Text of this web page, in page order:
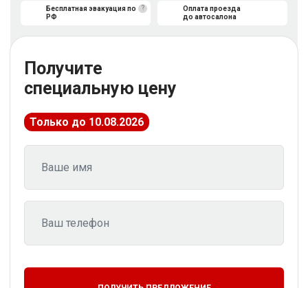
?
Бесплатная эвакуация по
РФ
Оплата проезда
до автосалона
Получите
специальную цену
Только до 10.08.2026